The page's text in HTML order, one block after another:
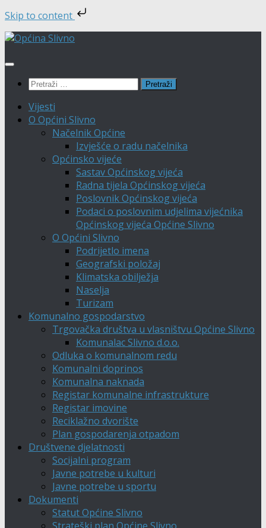
Skip to content
Skip
content
Pretraži:
Vijesti
O Općini Slivno
Načelnik Općine
Izvješće o radu načelnika
Općinsko vijeće
Sastav Općinskog vijeća
Radna tijela Općinskog vijeća
Poslovnik Općinskog vijeća
Podaci o poslovnim udjelima vijećnika
Općinskog vijeća Općine Slivno
O Općini Slivno
Podrijetlo imena
Geografski položaj
Klimatska obilježja
Naselja
Turizam
Komunalno gospodarstvo
Trgovačka društva u vlasništvu Općine Slivno
Komunalac Slivno d.o.o.
Odluka o komunalnom redu
Komunalni doprinos
Komunalna naknada
Registar komunalne infrastrukture
Registar imovine
Reciklažno dvorište
Plan gospodarenja otpadom
Društvene djelatnosti
Socijalni program
Javne potrebe u kulturi
Javne potrebe u sportu
Dokumenti
Statut Općine Slivno